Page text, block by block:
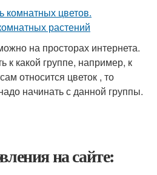
на просторах интернета.
к какой группе, например, к
относится цветок , то
начинать с данной группы.
на сайте: